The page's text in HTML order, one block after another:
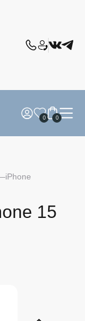
0 0
iPhone
15